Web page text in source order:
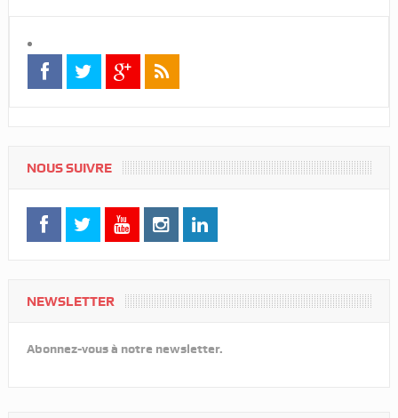
NOUS SUIVRE
NEWSLETTER
Abonnez-vous à notre newsletter.